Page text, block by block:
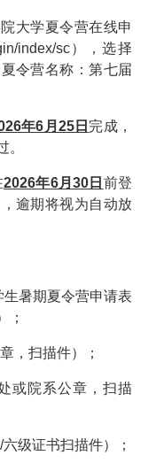
大学夏令营在线申
index/sc），选择
令营名称：第七届
年6月25日 完成，
。
2026年6月30日 前登
逾期将视为自动放
暑期夏令营申请表
；
，扫描件）；
或院系公章，扫描
级证书扫描件）；